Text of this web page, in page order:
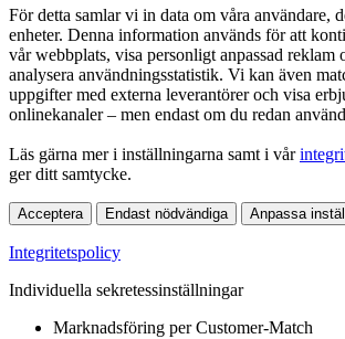
För detta samlar vi in data om våra användare,
enheter. Denna information används för att
vår webbplats, visa personligt anpassad reklam
analysera användningsstatistik. Vi kan även
uppgifter med externa leverantörer och visa
onlinekanaler – men endast om du redan
Läs gärna mer i inställningarna samt i vår
ger ditt samtycke.
Acceptera Endast nödvändiga Anpassa
Integritetspolicy
Individuella sekretessinställningar
Marknadsföring per Customer-Match